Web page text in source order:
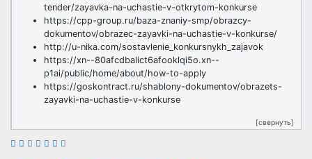
tender/zayavka-na-uchastie-v-otkrytom-konkurse
https://cpp-group.ru/baza-znaniy-smp/obrazcy-
dokumentov/obrazec-zayavki-na-uchastie-v-konkurse/
http://u-nika.com/sostavlenie_konkursnykh_zajavok
https://xn--80afcdbalict6afooklqi5o.xn--
p1ai/public/home/about/how-to-apply
https://goskontract.ru/shablony-dokumentov/obrazets-
zayavki-na-uchastie-v-konkurse
[свернуть]